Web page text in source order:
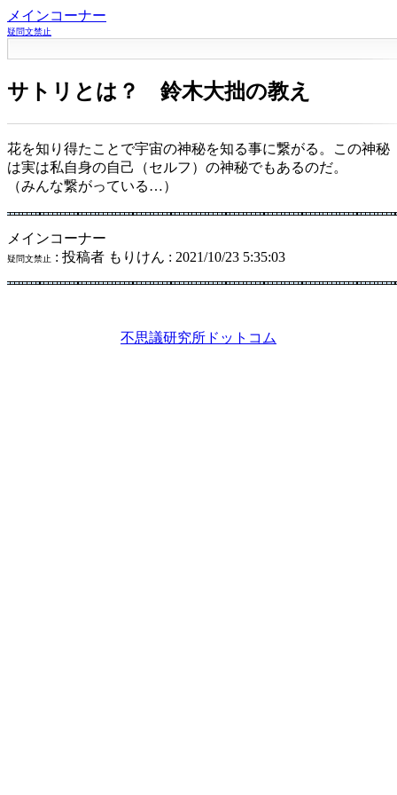
メインコーナー
疑問文禁止
サトリとは？ 鈴木大拙の教え
花を知り得たことで宇宙の神秘を知る事に繋がる。この神秘
は実は私自身の自己（セルフ）の神秘でもあるのだ。
（みんな繋がっている…）
メインコーナー
疑問文禁止 : 投稿者 もりけん : 2021/10/23 5:35:03
不思議研究所ドットコム